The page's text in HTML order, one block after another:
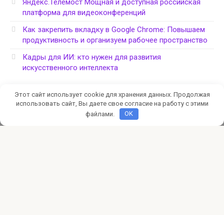
Яндекс.Телемост Мощная и доступная российская
платформа для видеоконференций
Как закрепить вкладку в Google Chrome: Повышаем
продуктивность и организуем рабочее пространство
Кадры для ИИ: кто нужен для развития
искусственного интеллекта
Этот сайт использует cookie для хранения данных. Продолжая
использовать сайт, Вы даете свое согласие на работу с этими
файлами.
OK